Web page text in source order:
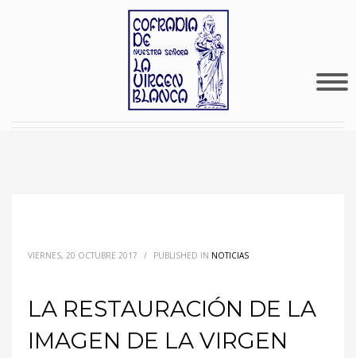
VIERNES, 20 OCTUBRE 2017 / PUBLISHED IN NOTICIAS
LA RESTAURACIÓN DE LA
IMAGEN DE LA VIRGEN